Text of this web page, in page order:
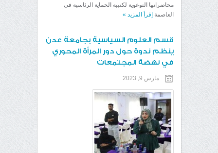
محاضراتها التوعوية لكتيبة الحماية الرئاسية في
العاصمة إقرأ المزيد »
قسم العلوم السياسية بجامعة عدن
ينظم ندوة حول دور المرأة المحوري
في نهضة المجتمعات
مارس 9, 2023